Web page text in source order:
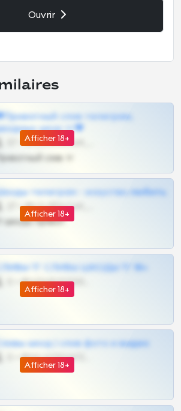
Ouvrir
Afficher 18+
слив телеграм,
шкур тг❤
57 •
слив тг
Afficher 18+
телеграм - искуство любить
27 •
шкоды приват
Afficher 18+
СЛИВЫ ТГ СЛИВЫ ШКОДЫ ТГ 18+
0 •
Afficher 18+
Сливы шкод | слив фото и видео
0 •